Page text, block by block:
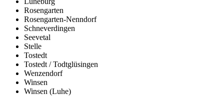
Rosengarten
Rosengarten-Nenndorf
Schneverdingen
Seevetal
Stelle
Tostedt
Tostedt / Todtglüsingen
Wenzendorf
Winsen
Winsen (Luhe)